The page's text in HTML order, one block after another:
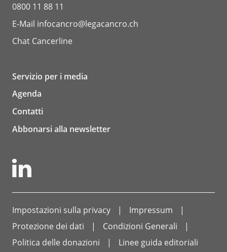
0800 11 88 11
E-Mail infocancro@legacancro.ch
Chat Cancerline
Servizio per i media
Agenda
Contatti
Abbonarsi alla newsletter
Impostazioni sulla privacy
Impressum
Protezione dei dati
Condizioni Generali
Politica delle donazioni
Linee guida editoriali